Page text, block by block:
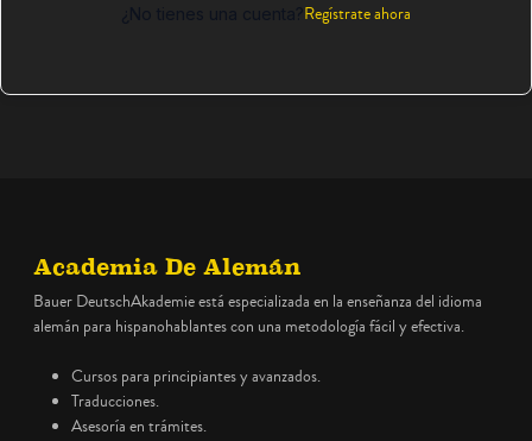
¿No tienes una cuenta?Regístrate ahora
Academia De Alemán
Bauer DeutschAkademie está especializada en la enseñanza del idioma
alemán para hispanohablantes con una metodología fácil y efectiva.
Cursos para principiantes y avanzados.
Traducciones.
Asesoría en trámites.